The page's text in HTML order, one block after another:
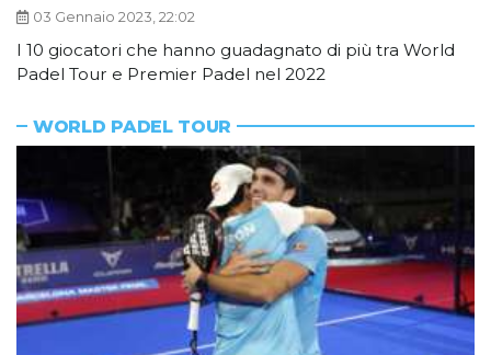
03 Gennaio 2023, 22:02
I 10 giocatori che hanno guadagnato di più tra World
Padel Tour e Premier Padel nel 2022
WORLD PADEL TOUR